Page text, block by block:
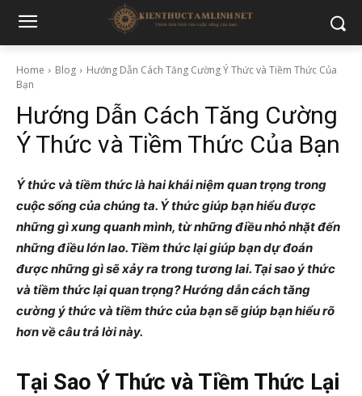
Home Blog
Hướng Dẫn Cách Tăng Cường Ý Thức và Tiềm Thức Của
Bạn
Hướng Dẫn Cách Tăng Cường
Ý Thức và Tiềm Thức Của Bạn
Ý thức và tiềm thức là hai khái niệm quan trọng trong
cuộc sống của chúng ta. Ý thức giúp bạn hiểu được
những gì xung quanh mình, từ những điều nhỏ nhặt đến
những điều lớn lao. Tiềm thức lại giúp bạn dự đoán
được những gì sẽ xảy ra trong tương lai. Tại sao ý thức
và tiềm thức lại quan trọng? Hướng dẫn cách tăng
cường ý thức và tiềm thức của bạn sẽ giúp bạn hiểu rõ
hơn về câu trả lời này.
Tại Sao Ý Thức và Tiềm Thức Lại